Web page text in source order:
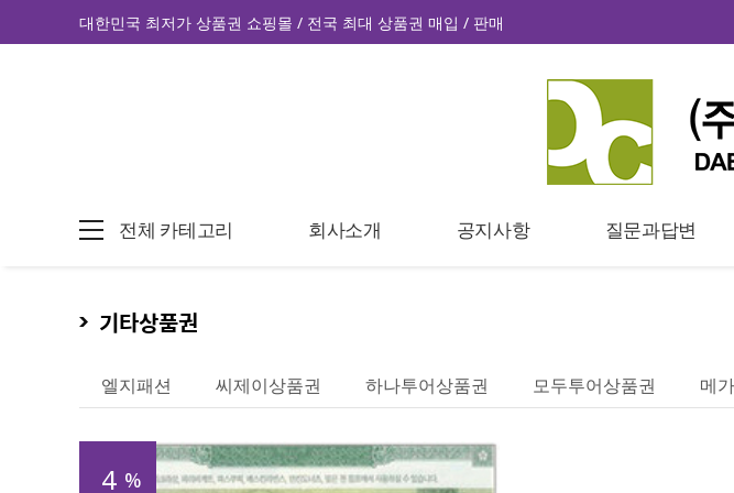
대한민국 최저가 상품권 쇼핑몰 / 전국 최대 상품권 매입 / 판매
전체 카테고리 회사소개 공지사항 질문과답변
기타상품권
엘지패션 씨제이상품권 하나투어상품권 모두투어상품권 메
4 %